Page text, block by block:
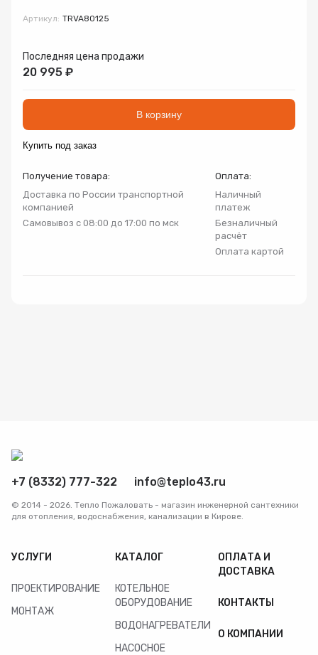
Запорно-регулирующая арматура
Запчасти
Коллекторные группы
Котельное оборудование
Насосное оборудование
Комплекты оборудования для скважины
Комплект оборудования для отопления
Артикул: TRVA80125
Последняя цена продажи
20 995 ₽
В корзину
Купить под заказ
Получение товара:
Доставка по России транспортной
компанией
Самовывоз с 08:00 до 17:00 по мск
Оплата:
Наличный
платеж
Безналичный
расчёт
Оплата картой
+7 (8332) 777-322 info@teplo43.ru
© 2014 - 2026. Тепло Пожаловать - магазин инженерной сантехники
для отопления, водоснабжения, канализации в Кирове.
УСЛУГИ
ПРОЕКТИРОВАНИЕ
МОНТАЖ
КАТАЛОГ
КОТЕЛЬНОЕ
ОБОРУДОВАНИЕ
ВОДОНАГРЕВАТЕЛИ
НАСОСНОЕ
ОПЛАТА И
ДОСТАВКА
КОНТАКТЫ
О КОМПАНИИ
соглашение и Политику конфиденциальности.
Товар
пользовательское соглашениеиполитику
конфиденциальности
Товар
пользовательское соглашениеиполитику
конфиденциальности
Товар
пользовательское соглашениеиполитику
конфиденциальности